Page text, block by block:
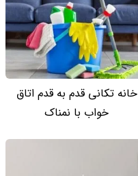
خانه تکانی قدم به قدم اتاق
خواب با نمناک